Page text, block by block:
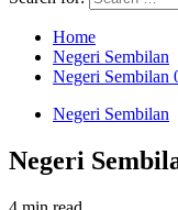
Home
Negeri Sembilan
Negeri Sembilan
Negeri Sembilan
Negeri